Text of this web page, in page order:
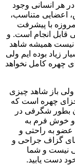
در هر انسانی وجود
اعضایی متناسب،
با پیشرفت
قابل انجام است. و
نیست همیشه شاهد
زیاد بوده ایم ولی
چهره کامل نخواهد
ولی باز شاهد چیزی
چهره است که
بطور شگرفی در
و خوش فرم به
عضو به راحتی و
های گزاف جراحی و
نیست و شما
دست یابید.